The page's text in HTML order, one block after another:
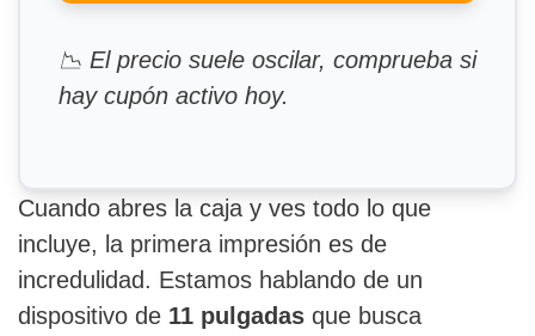
📉 El precio suele oscilar, comprueba si
hay cupón activo hoy.
Cuando abres la caja y ves todo lo que
incluye, la primera impresión es de
incredulidad. Estamos hablando de un
dispositivo de 11 pulgadas que busca